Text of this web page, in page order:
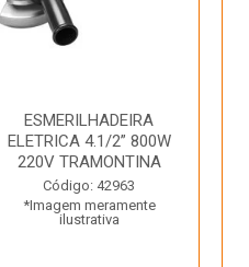
ESMERILHADEIRA
ELETRICA 4.1/2” 800W
220V TRAMONTINA
Código: 42963
*Imagem meramente
ilustrativa